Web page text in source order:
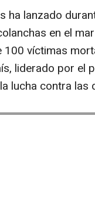
ha lanzado
en el
víctimas
liderado por el
lucha contra las